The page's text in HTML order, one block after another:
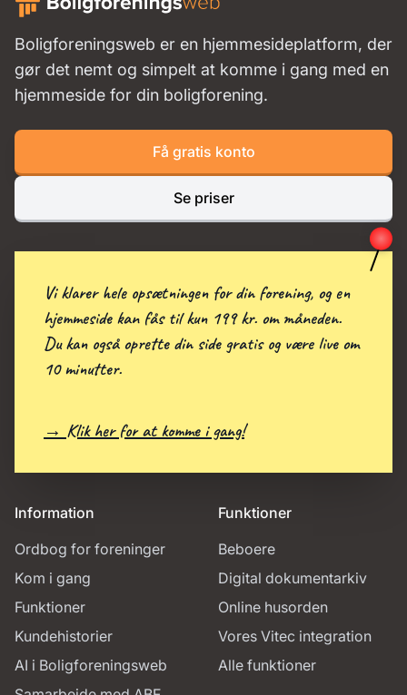
Boligforeningsweb er en hjemmesideplatform, der
gør det nemt og simpelt at komme i gang med en
hjemmeside for din boligforening.
Få gratis konto
Se priser
Information
Ordbog for foreninger
Kom i gang
Funktioner
Kundehistorier
AI i Boligforeningsweb
Funktioner
Beboere
Digital dokumentarkiv
Online husorden
Vores Vitec integration
Alle funktioner
Vi klarer hele opsætningen for din forening, og en
hjemmeside kan fås til kun 199 kr. om måneden.
Du kan også oprette din side gratis og være live om
10 minutter.
→ Klik her for at komme i gang!